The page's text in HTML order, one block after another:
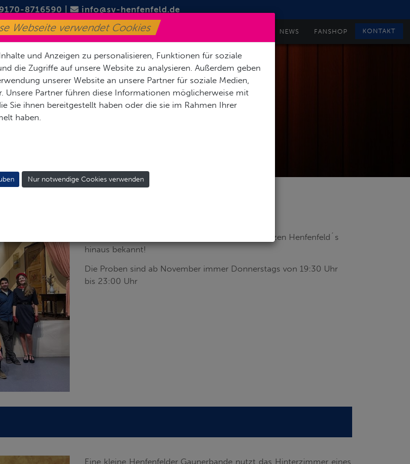
8716590 info@sv-henfenfeld.de
FUSSBALL TISCHTENNIS FITNESS NEWS FANSHOP KONTAKT
THEATER
Unser G´stockicht Theater ist weit über die Grenzen Henfenfeld´s
hinaus bekannt!
Die Proben sind ab November immer Donnerstags von 19:30 Uhr
bis 23:00 Uhr
Eine kleine Henfenfelder Gaunerbande nutzt das Hinterzimmer eines
Webseite verwendet Cookies
und Anzeigen zu personalisieren, Funktionen für soziale
die Zugriffe auf unsere Website zu analysieren. Außerdem geben
unserer Website an unsere Partner für soziale Medien,
Unsere Partner führen diese Informationen möglicherweise mit
Sie ihnen bereitgestellt haben oder die sie im Rahmen Ihrer
haben.
Nur notwendige Cookies verwenden